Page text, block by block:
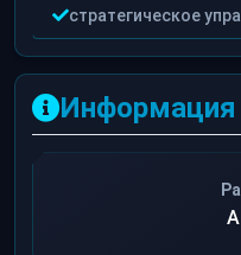
стратегическое
Информация